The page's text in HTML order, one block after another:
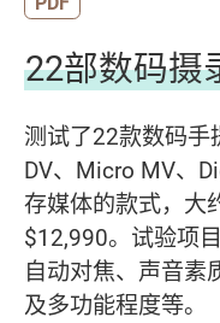
22部数码摄
测试了22款数码
DV、Micro MV、
存媒体的款式，大
$12,990。试验项
自动对焦、声音素
及多功能程度等。